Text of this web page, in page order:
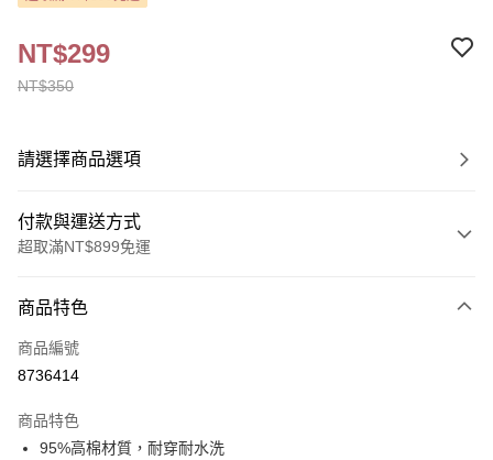
NT$350
NT$299
請選擇商品選項
付款與運送方式
超取滿NT$899免運
信用卡一次付款
超商取貨付款
Apple Pay
商品特色
商品編號
8736414
商品特色
95%高棉材質，耐穿耐水洗